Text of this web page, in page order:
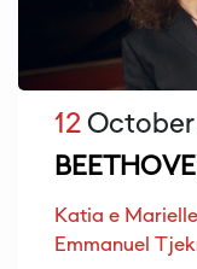
12 October
Katia e
Emmanuel